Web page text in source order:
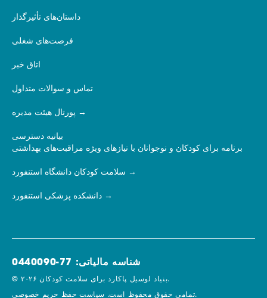
داستان‌های تأثیرگذار
فرصت‌های شغلی
اتاق خبر
تماس و سوالات متداول
پورتال هیئت مدیره
بیانیه دسترسی
برنامه برای کودکان و نوجوانان با نیازهای ویژه مراقبت‌های بهداشتی
سلامت کودکان دانشگاه استنفورد
دانشکده پزشکی استنفورد
شناسه مالیاتی: 77-0440090
© ۲۰۲۶ بنیاد لوسیل پاکارد برای سلامت کودکان.
تمامی حقوق محفوظ است.سیاست حفظ حریم خصوصی.